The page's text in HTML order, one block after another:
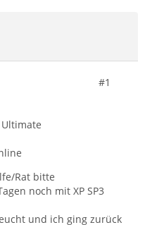
#1
Rat bitte
noch mit XP SP3
und ich ging zurück